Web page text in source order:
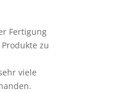
Fertigung
zu
viele